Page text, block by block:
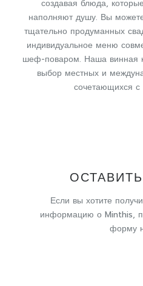
создавая блюда,
наполняют душу. Вы
тщательно продуманных
индивидуальное меню
шеф-поваром. Наша винная
выбор местных и
сочетающихся
Если вы хотите
информацию о Minthis,
форму